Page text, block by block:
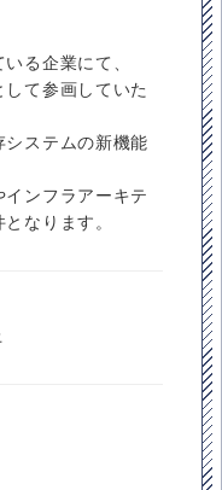
る企業にて、
て参画していた
ステムの新機能
ンフラアーキテ
なります。